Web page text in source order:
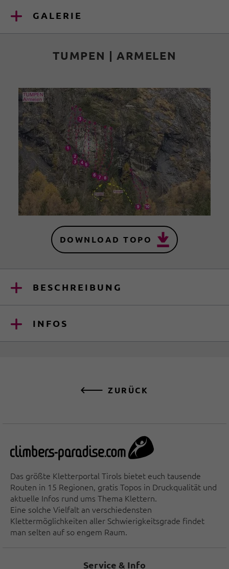
GALERIE
TUMPEN | ARMELEN
DOWNLOAD TOPO
BESCHREIBUNG
INFOS
ZURÜCK
Das größte Kletterportal Tirols bietet euch tausende
Routen in 15 Regionen, gratis Topos in Druckqualität und
aktuelle Infos rund ums Thema Klettern.
Eine solche Vielfalt an verschiedensten
Klettermöglichkeiten aller Schwierigkeitsgrade findet
man selten auf so engem Raum.
Service & Info